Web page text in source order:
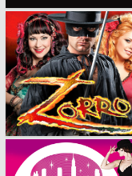
Рекламная кампания
мюзикла «ZORRO»